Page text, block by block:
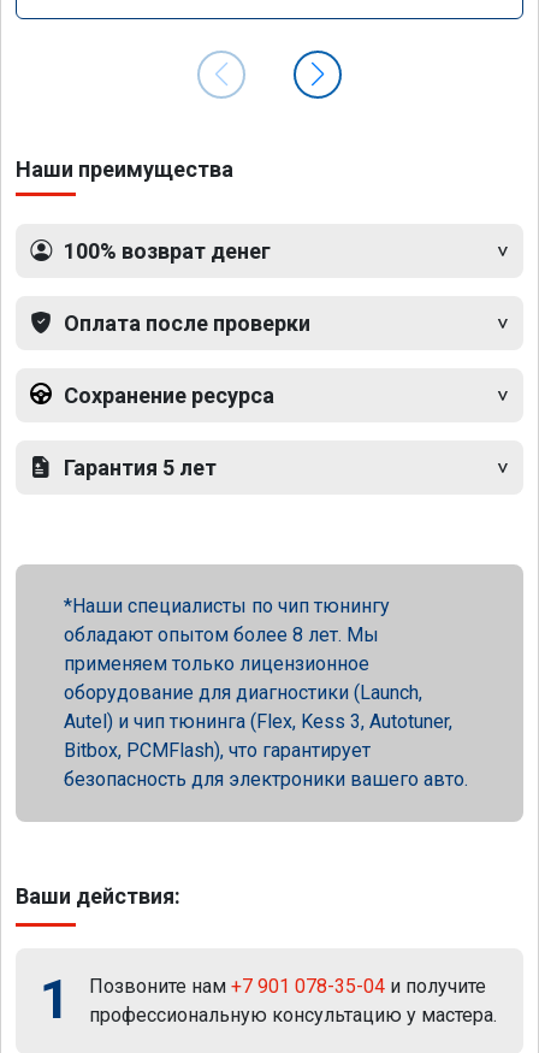
Наши преимущества
100% возврат денег
Оплата после проверки
Сохранение ресурса
Гарантия 5 лет
Наши специалисты по чип тюнингу
обладают опытом более 8 лет. Мы
применяем только лицензионное
оборудование для диагностики (Launch,
Autel) и чип тюнинга (Flex, Kess 3, Autotuner,
Bitbox, PCMFlash), что гарантирует
безопасность для электроники вашего авто.
Ваши действия:
1 Позвоните нам +7 901 078-35-04 и получите
профессиональную консультацию у мастера.